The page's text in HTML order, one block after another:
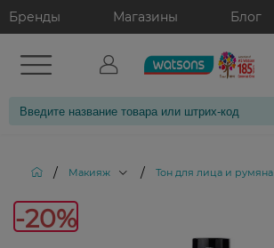
Бренды Магазины Блог
/ Макияж / Тон для лица и румяна
-20%